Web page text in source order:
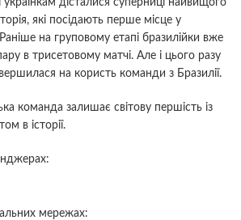
які посідають перше місце у
на груповому етапі бразилійки вже
в трисетовому матчі. Але і цього разу
на користь команди з Бразилії.
команда залишає світову першість із
в історії.
мережах: